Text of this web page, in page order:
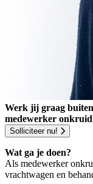
Werk jij graag buiten
medewerker
Solliciteer nu!
Wat ga je doen?
Als medewerker
vrachtwagen en